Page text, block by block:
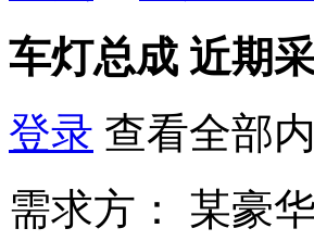
车灯总成 近期
登录 查看全部
需求方：
某豪